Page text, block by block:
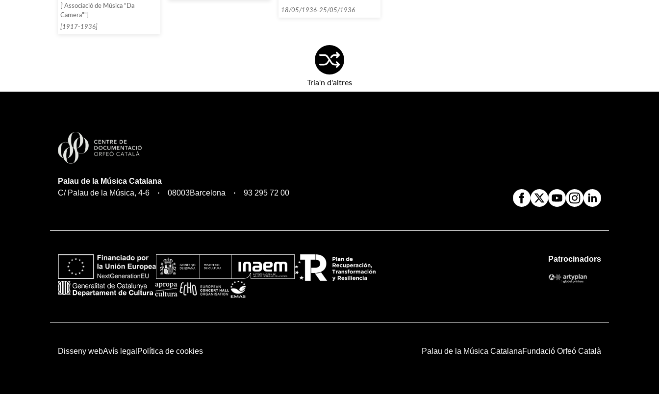
["Associació de Música "Da
Camera""]
[1917-1936]
18/05/1936-25/05/1936
Tria'n d'altres
Palau de la Música Catalana
C/ Palau de la Música, 4-6
08003Barcelona 93 295 72 00
Patrocinadors
Disseny webAvís legal Política de cookies Palau de la Música CatalanaFundació Orfeó Català